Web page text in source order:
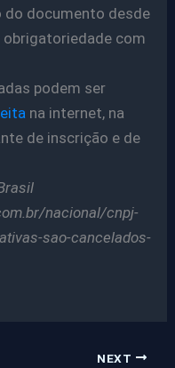
do documento desde
com
podem ser
na internet, na
de inscrição e de
nacional/cnpj-
sao-cancelados-
NEXT